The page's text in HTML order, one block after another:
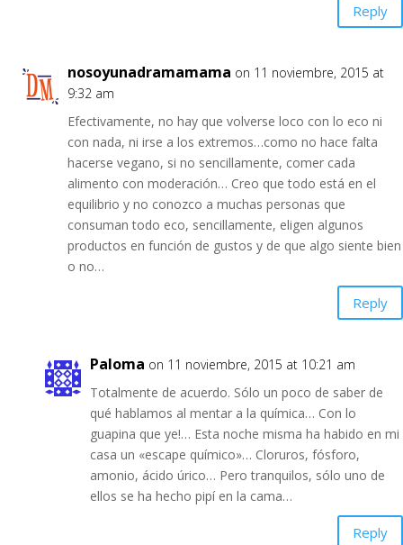
Reply
nosoyunadramamama on 11 noviembre, 2015 at
9:32 am
Efectivamente, no hay que volverse loco con lo eco ni
con nada, ni irse a los extremos…como no hace falta
hacerse vegano, si no sencillamente, comer cada
alimento con moderación… Creo que todo está en el
equilibrio y no conozco a muchas personas que
consuman todo eco, sencillamente, eligen algunos
productos en función de gustos y de que algo siente bien
o no…
Reply
Paloma on 11 noviembre, 2015 at 10:21 am
Totalmente de acuerdo. Sólo un poco de saber de
qué hablamos al mentar a la química… Con lo
guapina que ye!… Esta noche misma ha habido en mi
casa un «escape químico»… Cloruros, fósforo,
amonio, ácido úrico… Pero tranquilos, sólo uno de
ellos se ha hecho pipí en la cama…
Reply